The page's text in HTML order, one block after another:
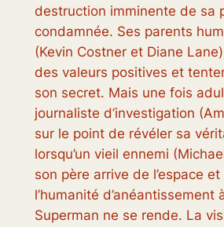
destruction imminente de sa
condamnée. Ses parents
(Kevin Costner et Diane
des valeurs positives et
son secret. Mais une fois
journaliste d’investigation
sur le point de révéler sa
lorsqu’un vieil ennemi
son père arrive de l’espace
l’humanité d’anéantissement
Superman ne se rende. La